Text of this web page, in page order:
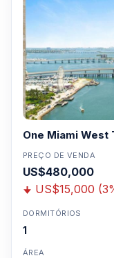
One Miami West
PREÇO DE VENDA
US$480,000
US$15,000
DORMITÓRIOS
1
ÁREA